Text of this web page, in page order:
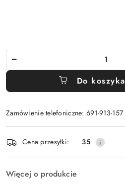
Do koszyka
Zamówienie telefoniczne: 691-913-157
Wyślij
Dostępność
i
dostawa
Cena przesyłki: 35
Więcej o produkcie